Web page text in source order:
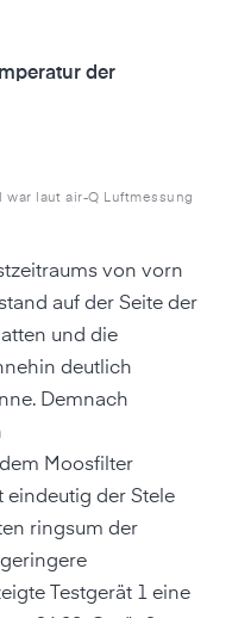
der
war laut air-Q Luftmessung
von vorn
auf der Seite der
und die
deutlich
Demnach
Moosfilter
eindeutig der Stele
ringsum der
Testgerät 1 eine